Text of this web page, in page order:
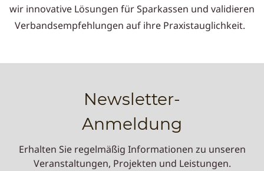
wir innovative Lösungen für Sparkassen und validieren
Verbandsempfehlungen auf ihre Praxistauglichkeit.
Newsletter-
​Anmeldung
Erhalten Sie regelmäßig Informationen zu unseren
Veranstaltungen, Projekten und Leistungen.